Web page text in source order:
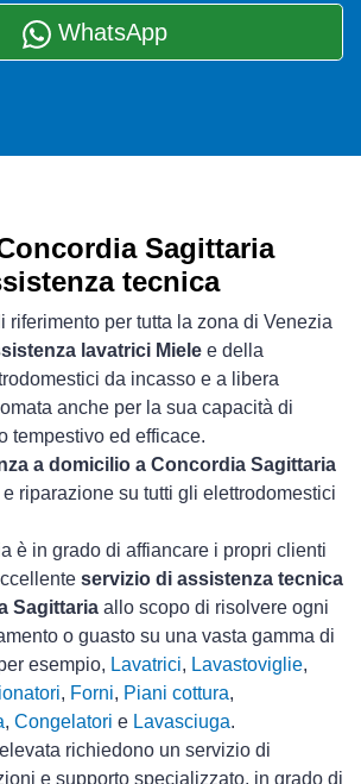
WhatsApp
Sagittaria
tecnica
riferimento per tutta la zona di Venezia
lavatrici Miele e della
da incasso e a libera
anche per la sua capacità di
tempestivo ed efficace.
a domicilio a Concordia Sagittaria
riparazione su tutti gli elettrodomestici
è in grado di affiancare i propri clienti
servizio di assistenza tecnica
Sagittaria allo scopo di risolvere ogni
o guasto su una vasta gamma di
esempio, Lavatrici, Lavastoviglie,
, Forni, Piani cottura,
, Congelatori e Lavasciuga.
richiedono un servizio di
e supporto specializzato, in grado di